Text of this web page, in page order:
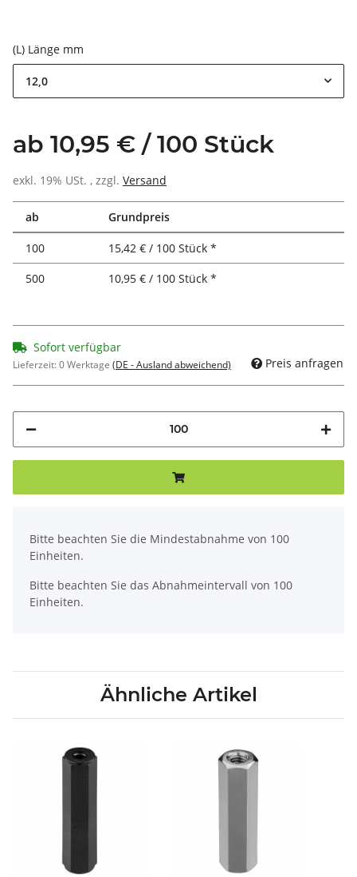
(L) Länge mm
12,0
ab 10,95 € / 100 Stück
exkl. 19% USt. , zzgl. Versand
ab Grundpreis
100
15,42 € / 100 Stück *
500
10,95 € / 100 Stück *
Sofort verfügbar
Lieferzeit:0 Werktage (DE - Ausland abweichend) Preis anfragen
Bitte beachten Sie die Mindestabnahme von 100
Einheiten.
Bitte beachten Sie das Abnahmeintervall von 100
Einheiten.
Ähnliche Artikel